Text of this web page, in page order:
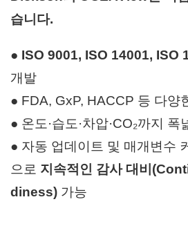
습니다.
● ISO 9001, ISO 14001, ISO
개발
● FDA, GxP, HACCP 등 다양
● 온도·습도·차압·CO₂까지 폭
● 자동 업데이트 및 매개변수
으로 지속적인 감사 대비
diness) 가능